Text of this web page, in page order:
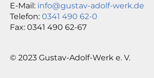
E-Mail: info@gustav-adolf-werk.de
Telefon: 0341 490 62-0
Fax: 0341 490 62-67
© 2023 Gustav-Adolf-Werk e. V.